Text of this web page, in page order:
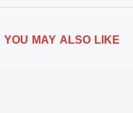
YOU MAY ALSO LIKE